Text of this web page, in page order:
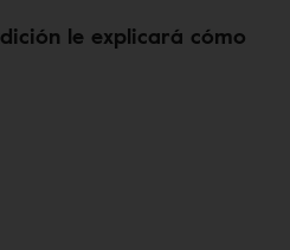
le explicará cómo